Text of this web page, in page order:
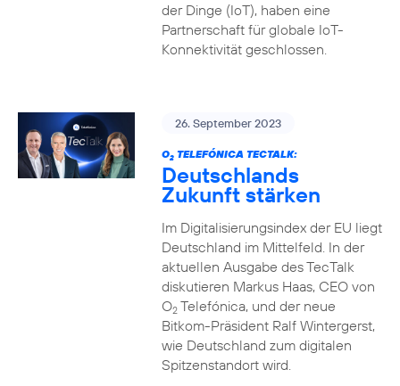
der Dinge (IoT), haben eine
Partnerschaft für globale IoT-
Konnektivität geschlossen.
26. September 2023
O2TELEFÓNICA TECTALK:
Deutschlands
Zukunft stärken
Im Digitalisierungsindex der EU liegt
Deutschland im Mittelfeld. In der
aktuellen Ausgabe des TecTalk
diskutieren Markus Haas, CEO von
O2Telefónica, und der neue
Bitkom-Präsident Ralf Wintergerst,
wie Deutschland zum digitalen
Spitzenstandort wird.